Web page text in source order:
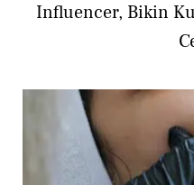
Influencer, Bikin